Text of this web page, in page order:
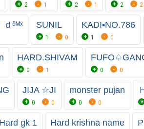
2 1 2 1 2 2
ᵟᴹˣ SUNIL
1 0
KADI▪︎NO.786
1 0
HARD.SHIVAM
0 1 0 0
JIJA ☆JI
0 0
monster pujan
0 0
Hard gk 1 Hard krishna name